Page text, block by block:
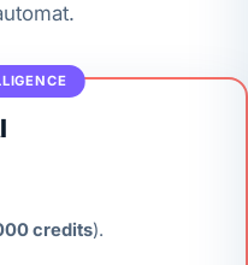
credits).